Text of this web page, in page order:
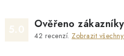
Ověřeno zákazníky
42 recenzí. Zobrazit